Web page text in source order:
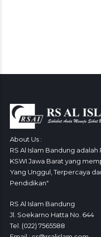
About Us :
RS Al Islam Bandung adalah
KSWI Jawa Barat yang
Yang Unggul, Terpercaya
Pendidikan"
RS Al Islam Bandung
Jl. Soekarno Hatta No. 644
Tel. (022) 7565588